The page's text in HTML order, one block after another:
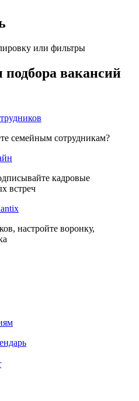
или фильтры
вакансий
семейным сотрудникам?
кадровые
встреч
настройте воронку,